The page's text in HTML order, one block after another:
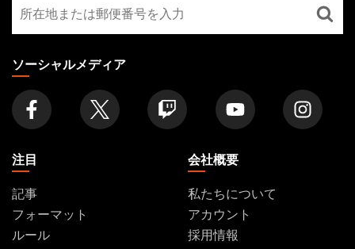
FOOTER
寄
り
の
店
舗
を
探
ソーシャルメディア
注目
記事
フォーマット
ルール
会社概要
私たちについて
アカウント
採用情報